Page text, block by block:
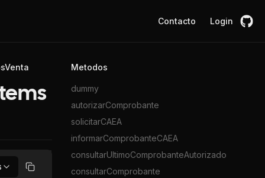
Contacto Login
Copiar
Metodos
dummy
autorizarComprobante
solicitarCAEA
informarComprobanteCAEA
consultarUltimoComprobanteAutorizado
consultarComprobante